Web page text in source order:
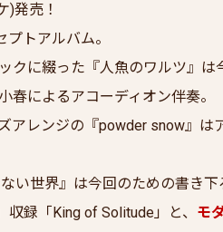
)発売！
トアルバム。
クに綴った『人魚のワルツ』は
小春によるアコーディオン伴奏。
アレンジの『powder snow』は
い世界』は今回のための書き
録「King of Solitude」と、 モ